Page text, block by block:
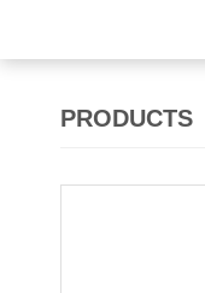
PRODUCTS